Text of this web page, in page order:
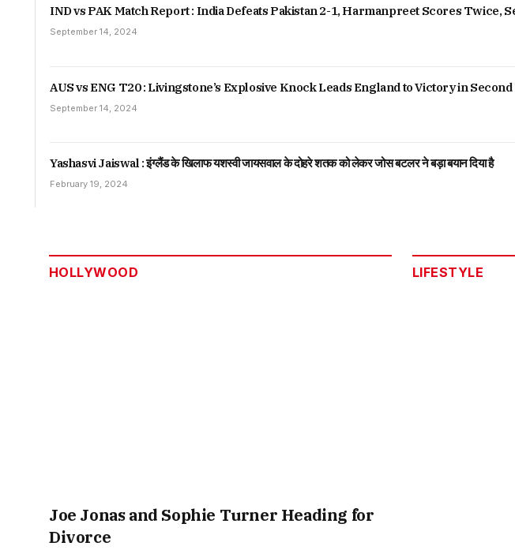
IND vs PAK Match Report : India Defeats Pakistan 2-1, Harmanpreet Scores Twice,
September 14, 2024
AUS vs ENG T20 : Livingstone’s Explosive Knock Leads England to Victory in
September 14, 2024
Yashasvi Jaiswal : इंग्लैंड के खिलाफ यशस्वी जायसवाल के दोहरे शतक को लेकर जोस बटलर ने बड़ा बयान दिया है
February 19, 2024
HOLLYWOOD
Joe Jonas and Sophie Turner Heading for
Divorce
LIFESTYLE